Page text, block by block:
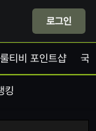
로그인
티비 포인트샵 국
킹